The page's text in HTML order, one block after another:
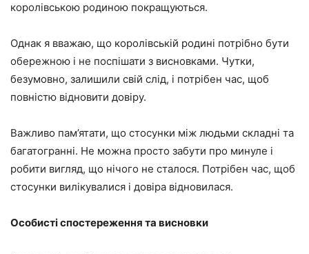
королівською родиною покращуються.
Однак я вважаю, що королівській родині потрібно бути
обережною і не поспішати з висновками. Чутки,
безумовно, залишили свій слід, і потрібен час, щоб
повністю відновити довіру.
Важливо пам’ятати, що стосунки між людьми складні та
багатогранні. Не можна просто забути про минуле і
робити вигляд, що нічого не сталося. Потрібен час, щоб
стосунки вилікувалися і довіра відновилася.
Особисті спостереження та висновки